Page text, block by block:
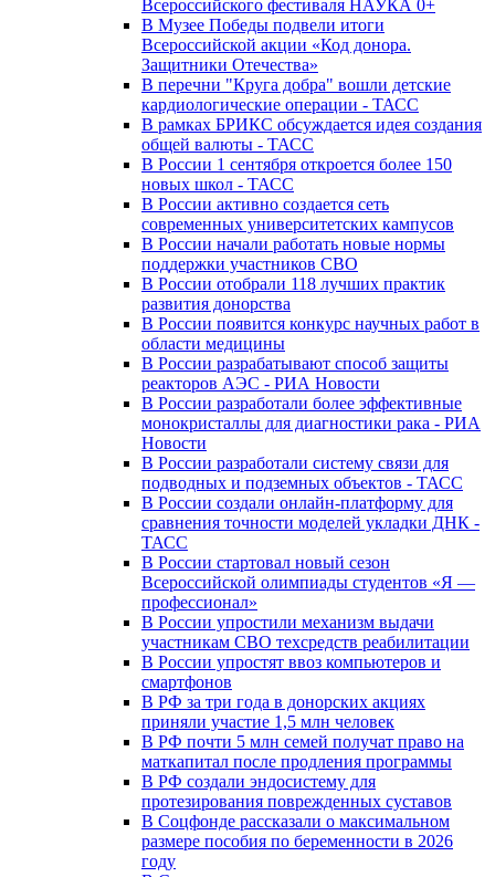
Всероссийского фестиваля НАУКА 0+
В Музее Победы подвели итоги
Всероссийской акции «Код донора.
Защитники Отечества»
В перечни "Круга добра" вошли детские
кардиологические операции - ТАСС
В рамках БРИКС обсуждается идея создания
общей валюты - ТАСС
В России 1 сентября откроется более 150
новых школ - ТАСС
В России активно создается сеть
современных университетских кампусов
В России начали работать новые нормы
поддержки участников СВО
В России отобрали 118 лучших практик
развития донорства
В России появится конкурс научных работ в
области медицины
В России разрабатывают способ защиты
реакторов АЭС - РИА Новости
В России разработали более эффективные
монокристаллы для диагностики рака - РИА
Новости
В России разработали систему связи для
подводных и подземных объектов - ТАСС
В России создали онлайн-платформу для
сравнения точности моделей укладки ДНК -
ТАСС
В России стартовал новый сезон
Всероссийской олимпиады студентов «Я —
профессионал»
В России упростили механизм выдачи
участникам СВО техсредств реабилитации
В России упростят ввоз компьютеров и
смартфонов
В РФ за три года в донорских акциях
приняли участие 1,5 млн человек
В РФ почти 5 млн семей получат право на
маткапитал после продления программы
В РФ создали эндосистему для
протезирования поврежденных суставов
В Соцфонде рассказали о максимальном
размере пособия по беременности в 2026
году